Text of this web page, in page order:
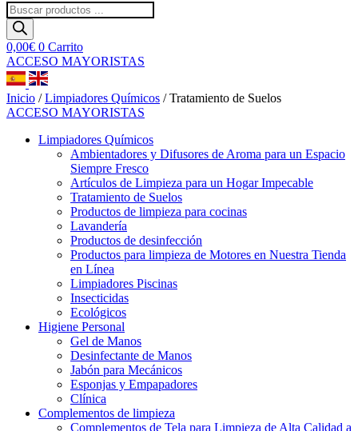
Búsqueda
de
productos
0,00€ 0 Carrito
ACCESO MAYORISTAS
Inicio /Limpiadores Químicos / Tratamiento de Suelos
ACCESO MAYORISTAS
Limpiadores Químicos
Ambientadores y Difusores de Aroma para un Espacio
Siempre Fresco
Artículos de Limpieza para un Hogar Impecable
Tratamiento de Suelos
Productos de limpieza para cocinas
Lavandería
Productos de desinfección
Productos para limpieza de Motores en Nuestra Tienda
en Línea
Limpiadores Piscinas
Insecticidas
Ecológicos
Higiene Personal
Gel de Manos
Desinfectante de Manos
Jabón para Mecánicos
Esponjas y Empapadores
Clínica
Complementos de limpieza
Complementos de Tela para Limpieza de Alta Calidad a